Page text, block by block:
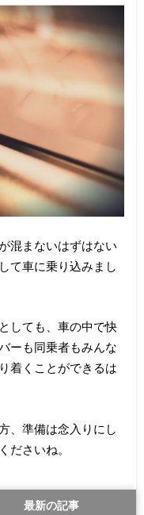
混まないはずはない
て車に乗り込みまし
しても、車の中で快
ーも同乗者もみんな
着くことができるは
、準備は念入りにし
ださいね。
最新の記事